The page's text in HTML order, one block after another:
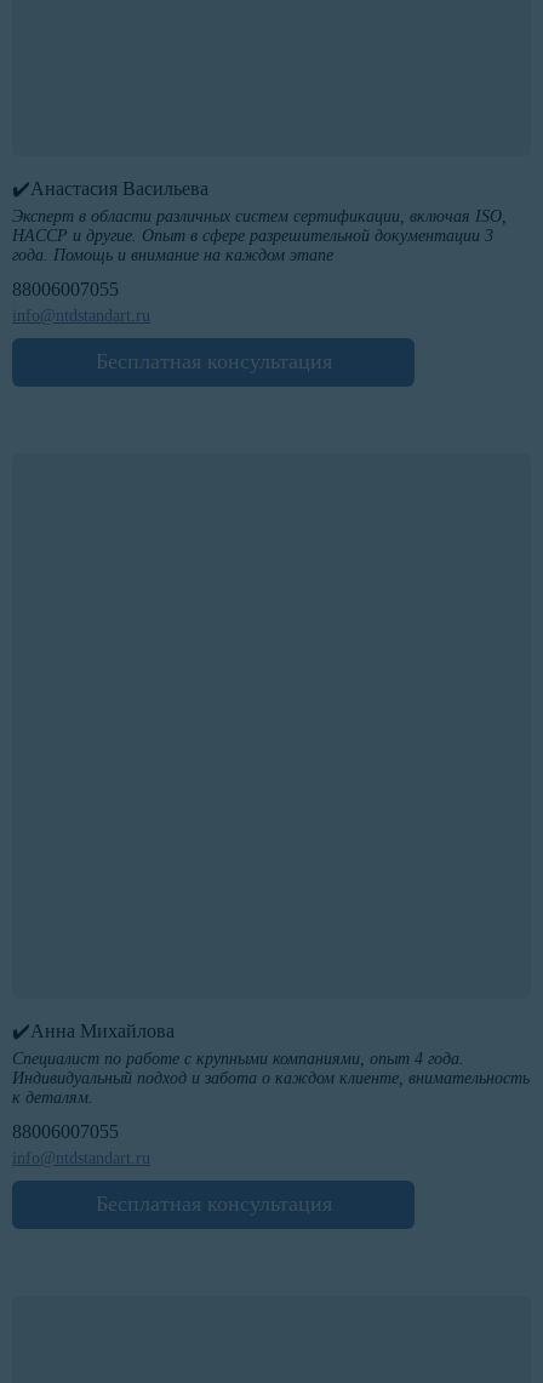
✔️Анастасия Васильева
Эксперт в области различных систем сертификации, включая ISO,
HACCP и другие. Опыт в сфере разрешительной документации 3
года. Помощь и внимание на каждом этапе
88006007055
info@ntdstandart.ru
Бесплатная консультация
✔️Анна Михайлова
Специалист по работе с крупными компаниями, опыт 4 года.
Индивидуальный подход и забота о каждом клиенте, внимательность
к деталям.
88006007055
info@ntdstandart.ru
Бесплатная консультация